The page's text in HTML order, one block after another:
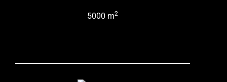
5000 m2